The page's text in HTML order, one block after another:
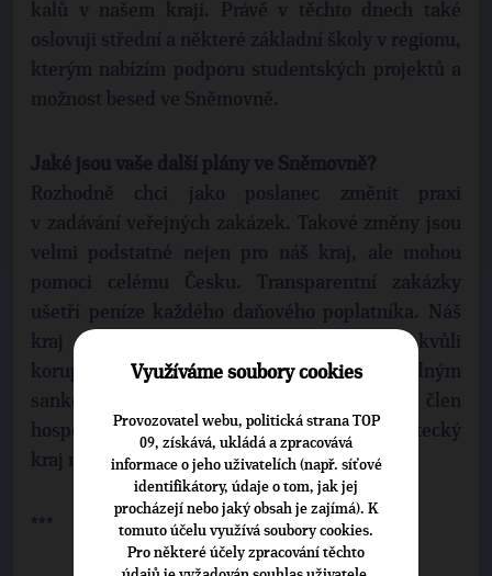
kalů v našem kraji. Právě v těchto dnech také
oslovuji střední a některé základní školy v regionu,
kterým nabízím podporu studentských projektů a
možnost besed ve Sněmovně.
Jaké jsou vaše další plány ve Sněmovně?
Rozhodně chci jako poslanec změnit praxi
v zadávání veřejných zakázek. Takové změny jsou
velmi podstatné nejen pro náš kraj, ale mohou
pomoci celému Česku. Transparentní zakázky
ušetří peníze každého daňového poplatníka. Náš
kraj je investičně doslova paralyzován kvůli
korupčním krajským kauzám a následným
sankcím. Ve sněmovně se jako člen
hospodářského výboru snažím o to, aby Ústecký
kraj nebyl znovu a znovu upozaďován.
***
Využíváme soubory cookies
Provozovatel webu, politická strana TOP
09, získává, ukládá a zpracovává
informace o jeho uživatelích (např. síťové
identifikátory, údaje o tom, jak jej
procházejí nebo jaký obsah je zajímá). K
tomuto účelu využívá soubory cookies.
Pro některé účely zpracování těchto